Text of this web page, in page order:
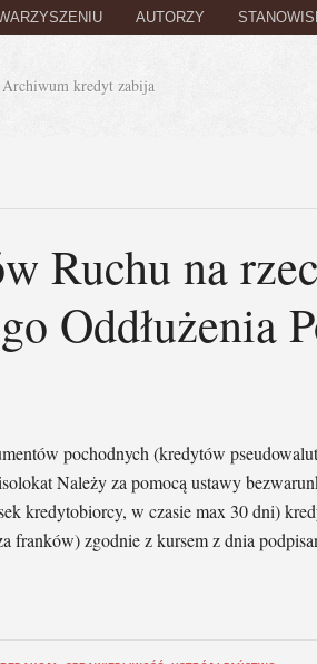
AUTORZY
Archiwum kredyt zabija
Ruchu na
Oddłużenia
pochodnych (kredytów
Należy za pomocą ustawy
kredytobiorcy, w czasie max 30 dni)
franków) zgodnie z kursem z dnia